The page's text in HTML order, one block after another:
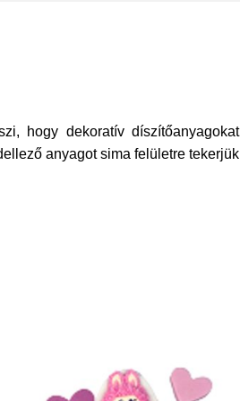
hogy dekoratív díszítőanyagokat
anyagot sima felületre tekerjük